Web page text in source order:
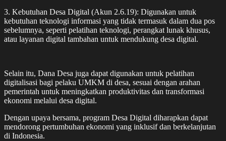
3. Kebutuhan Desa Digital (Akun 2.6.19): Digunakan untuk
kebutuhan teknologi informasi yang tidak termasuk dalam dua pos
sebelumnya, seperti pelatihan teknologi, perangkat lunak khusus,
atau layanan digital tambahan untuk mendukung desa digital.
Selain itu, Dana Desa juga dapat digunakan untuk pelatihan
digitalisasi bagi pelaku UMKM di desa, sesuai dengan arahan
pemerintah untuk meningkatkan produktivitas dan transformasi
ekonomi melalui desa digital.
Dengan upaya bersama, program Desa Digital diharapkan dapat
mendorong pertumbuhan ekonomi yang inklusif dan berkelanjutan
di Indonesia.